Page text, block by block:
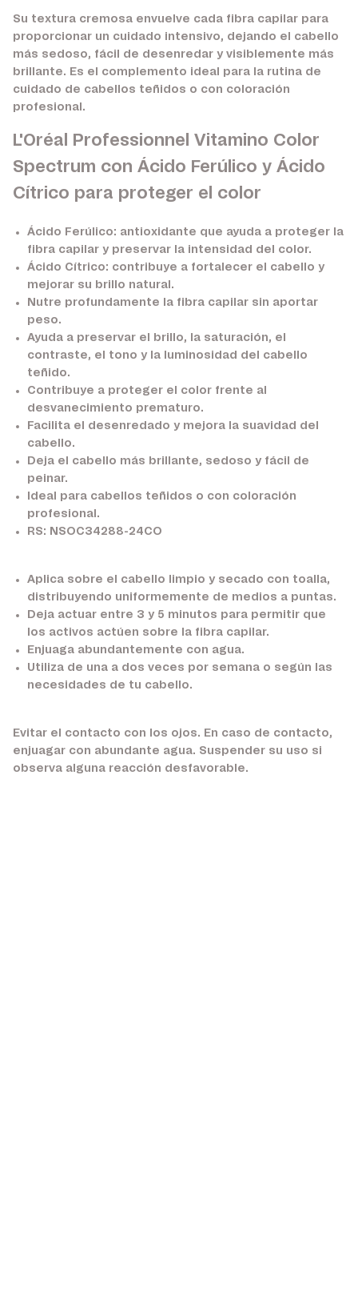
Su textura cremosa envuelve cada fibra capilar para
proporcionar un cuidado intensivo, dejando el cabello
más sedoso, fácil de desenredar y visiblemente más
brillante. Es el complemento ideal para la rutina de
cuidado de cabellos teñidos o con coloración
profesional.
L'Oréal Professionnel Vitamino Color
Spectrum con Ácido Ferúlico y Ácido
Cítrico para proteger el color
Ácido Ferúlico: antioxidante que ayuda a proteger la
fibra capilar y preservar la intensidad del color.
Ácido Cítrico: contribuye a fortalecer el cabello y
mejorar su brillo natural.
Nutre profundamente la fibra capilar sin aportar
peso.
Ayuda a preservar el brillo, la saturación, el
contraste, el tono y la luminosidad del cabello
teñido.
Contribuye a proteger el color frente al
desvanecimiento prematuro.
Facilita el desenredado y mejora la suavidad del
cabello.
Deja el cabello más brillante, sedoso y fácil de
peinar.
Ideal para cabellos teñidos o con coloración
profesional.
RS: NSOC34288-24CO
Aplica sobre el cabello limpio y secado con toalla,
distribuyendo uniformemente de medios a puntas.
Deja actuar entre 3 y 5 minutos para permitir que
los activos actúen sobre la fibra capilar.
Enjuaga abundantemente con agua.
Utiliza de una a dos veces por semana o según las
necesidades de tu cabello.
Evitar el contacto con los ojos. En caso de contacto,
enjuagar con abundante agua. Suspender su uso si
observa alguna reacción desfavorable.